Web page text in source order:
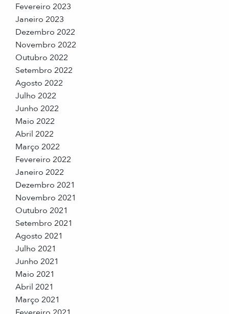
Fevereiro 2023
Janeiro 2023
Dezembro 2022
Novembro 2022
Outubro 2022
Setembro 2022
Agosto 2022
Julho 2022
Junho 2022
Maio 2022
Abril 2022
Março 2022
Fevereiro 2022
Janeiro 2022
Dezembro 2021
Novembro 2021
Outubro 2021
Setembro 2021
Agosto 2021
Julho 2021
Junho 2021
Maio 2021
Abril 2021
Março 2021